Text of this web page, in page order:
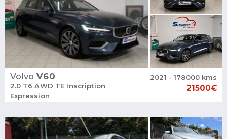
Volvo V60
2.0 T6 AWD TE Inscription
Expression
2021 - 178000 kms
21500€